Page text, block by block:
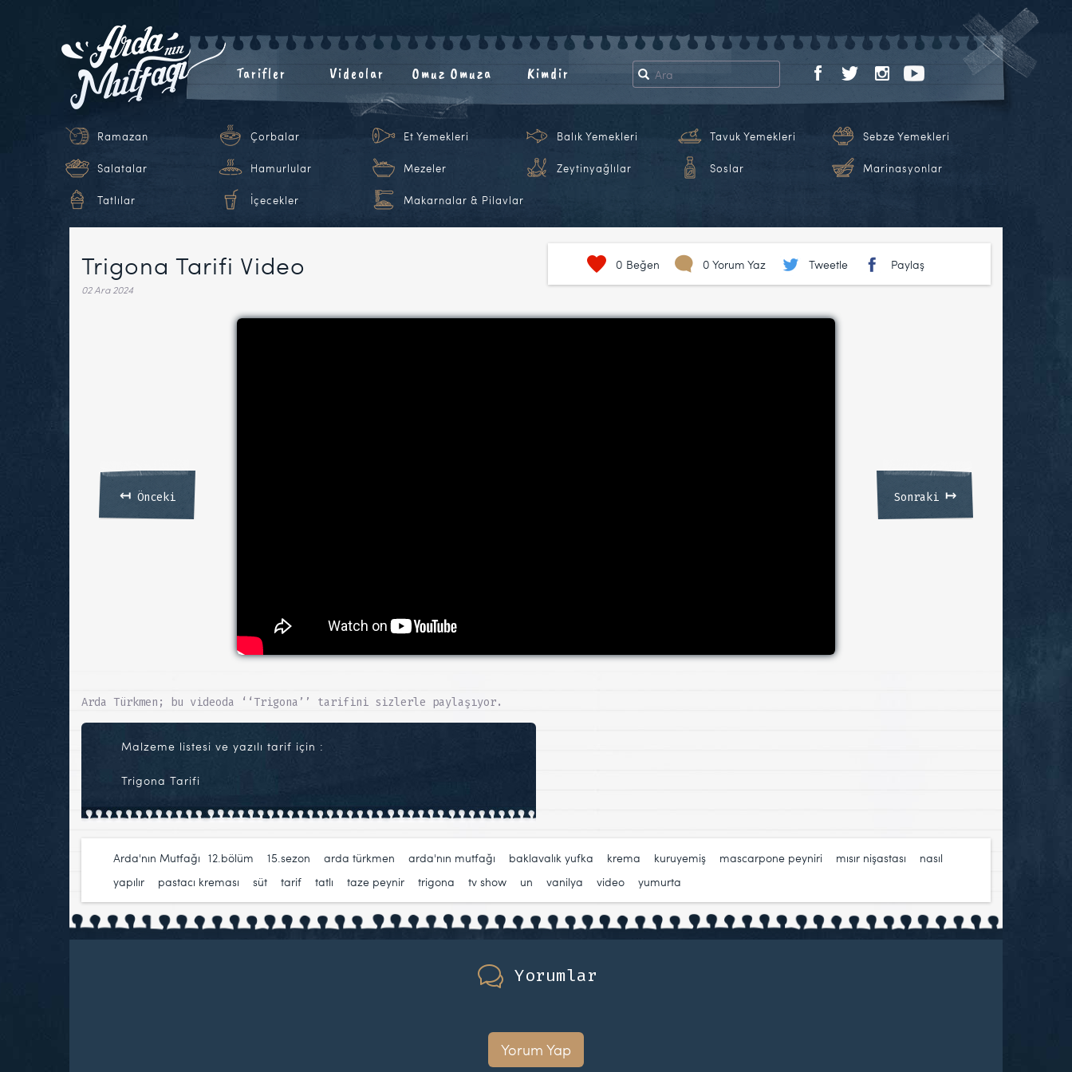
Tarifler Videolar Omuz Omuza Kimdir
Ramazan Çorbalar Et Yemekleri Balık Yemekleri Tavuk Yemekleri Sebze Yemekleri
Salatalar Hamurlular Mezeler Zeytinyağlılar Soslar Marinasyonlar
Tatlılar İçecekler Makarnalar & Pilavlar
Trigona Tarifi Video
02 Ara 2024
0 Beğen 0 Yorum Yaz Tweetle Paylaş
↤Önceki Sonraki ↦
Arda Türkmen; bu videoda ‘‘Trigona’’ tarifini sizlerle paylaşıyor.
Malzeme listesi ve yazılı tarif için :
Trigona Tarifi
Arda'nın Mutfağı 12.bölüm 15.sezon arda türkmen arda'nın mutfağı baklavalık yufka krema kuruyemiş mascarpone peyniri mısır nişastası
nasıl
yapılır
pastacı kreması süt tarif tatlı taze peynir trigona tv show un vanilya video yumurta
Yorumlar
Yorum Yap